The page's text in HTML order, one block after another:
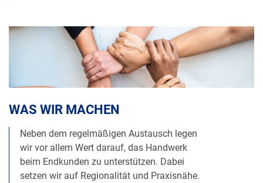
WAS WIR MACHEN
Neben dem regelmäßigen Austausch legen
wir vor allem Wert darauf, das Handwerk
beim Endkunden zu unterstützen. Dabei
setzen wir auf Regionalität und Praxisnähe.